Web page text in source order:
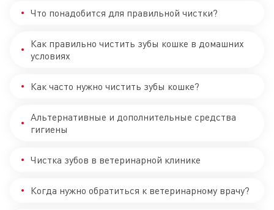
Что понадобится для правильной чистки?
Как правильно чистить зубы кошке в домашних
условиях
Как часто нужно чистить зубы кошке?
Альтернативные и дополнительные средства
гигиены
Чистка зубов в ветеринарной клинике
Когда нужно обратиться к ветеринарному врачу?